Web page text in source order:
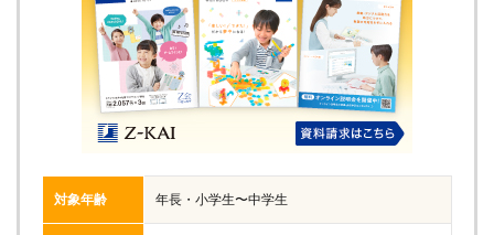
対象年齢 年長・小学生〜中学生